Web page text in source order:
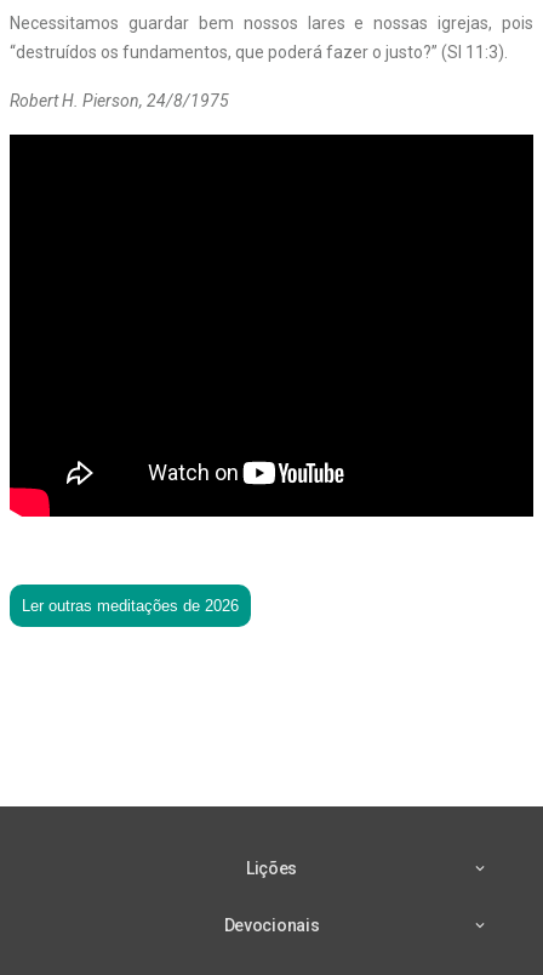
Necessitamos guardar bem nossos lares e nossas igrejas, pois
“destruídos os fundamentos, que poderá fazer o justo?” (Sl 11:3).
Robert H. Pierson, 24/8/1975
Ler outras meditações de 2026
Lições
Devocionais